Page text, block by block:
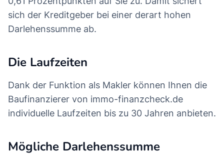
sich der Kreditgeber bei einer derart hohen
Darlehenssumme ab.
Die Laufzeiten
Dank der Funktion als Makler können Ihnen die
Baufinanzierer von immo-finanzcheck.de
individuelle Laufzeiten bis zu 30 Jahren anbieten.
Mögliche Darlehenssumme